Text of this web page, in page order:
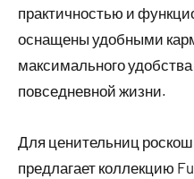
практичностью и
оснащены удобными
максимального
повседневной жизни.
Для ценительниц
предлагает коллекцию